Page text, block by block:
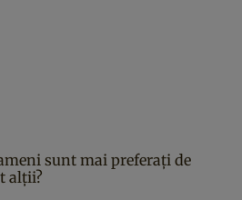
sunt mai preferați de
alții?